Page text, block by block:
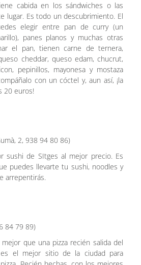
cabida en los sándwiches o las
lugar. Es todo un descubrimiento. El
elegir entre pan de curry (un
panes planos y muchas otras
el pan, tienen carne de ternera,
cheddar, queso edam, chucrut,
pepinillos, mayonesa y mostaza
con un cóctel y, aun así, ¡la
20 euros!
2, 938 94 80 86)
sushi de SItges al mejor precio. Es
puedes llevarte tu sushi, noodles y
arrepentirás.
84 79 89)
que una pizza recién salida del
el mejor sitio de la ciudad para